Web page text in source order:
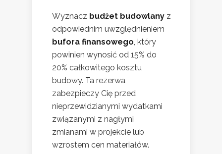
Wyznacz budżet budowlany z
odpowiednim uwzględnieniem
bufora finansowego , który
powinien wynosić od 15% do
20% całkowitego kosztu
budowy. Ta rezerwa
zabezpieczy Cię przed
nieprzewidzianymi wydatkami
związanymi z nagłymi
zmianami w projekcie lub
wzrostem cen materiałów.